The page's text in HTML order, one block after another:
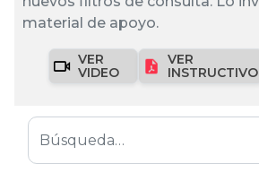
material de apoyo.
VER
VIDEO
VER
INSTRUCTIVO